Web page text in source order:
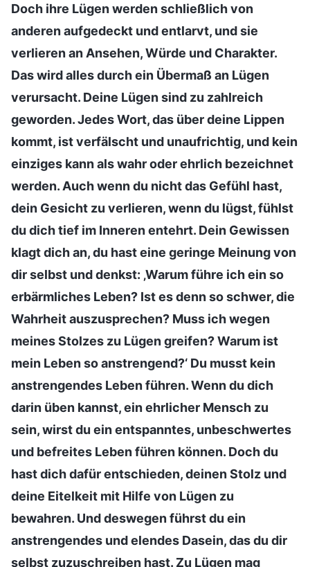
Doch ihre Lügen werden schließlich von
anderen aufgedeckt und entlarvt, und sie
verlieren an Ansehen, Würde und Charakter.
Das wird alles durch ein Übermaß an Lügen
verursacht. Deine Lügen sind zu zahlreich
geworden. Jedes Wort, das über deine Lippen
kommt, ist verfälscht und unaufrichtig, und kein
einziges kann als wahr oder ehrlich bezeichnet
werden. Auch wenn du nicht das Gefühl hast,
dein Gesicht zu verlieren, wenn du lügst, fühlst
du dich tief im Inneren entehrt. Dein Gewissen
klagt dich an, du hast eine geringe Meinung von
dir selbst und denkst: ‚Warum führe ich ein so
erbärmliches Leben? Ist es denn so schwer, die
Wahrheit auszusprechen? Muss ich wegen
meines Stolzes zu Lügen greifen? Warum ist
mein Leben so anstrengend?‘ Du musst kein
anstrengendes Leben führen. Wenn du dich
darin üben kannst, ein ehrlicher Mensch zu
sein, wirst du ein entspanntes, unbeschwertes
und befreites Leben führen können. Doch du
hast dich dafür entschieden, deinen Stolz und
deine Eitelkeit mit Hilfe von Lügen zu
bewahren. Und deswegen führst du ein
anstrengendes und elendes Dasein, das du dir
selbst zuzuschreiben hast. Zu Lügen mag